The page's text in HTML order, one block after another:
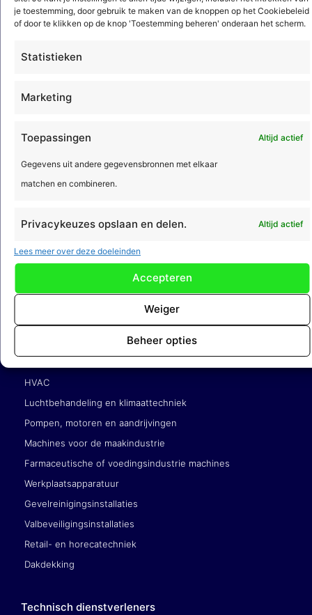
je toestemming, door gebruik te maken van de knoppen op het Cookiebeleid
of door te klikken op de knop 'Toestemming beheren' onderaan het scherm.
Statistieken
Marketing
Toepassingen Altijd actief
Gegevens uit andere gegevensbronnen met elkaar
matchen en combineren.
Privacykeuzes opslaan en delen. Altijd actief
Lees meer over deze doeleinden
Accepteren
Weiger
Beheer opties
Installatiebedrijven
Elektrotechniek en werktuigbouwkunde
Brandbeveiliging
Regeltechniek
HVAC
Koeltechniek
Energie en data infrastructuur
Verkeerstechniek
Laadpalen
Service en onderhoudsbedrijven
Gebouwgebonden techniek (liften, roltrappen)
HVAC
Luchtbehandeling en klimaattechniek
Pompen, motoren en aandrijvingen
Machines voor de maakindustrie
Farmaceutische of voedingsindustrie machines
Werkplaatsapparatuur
Gevelreinigingsinstallaties
Valbeveiligingsinstallaties
Retail- en horecatechniek
Dakdekking
Technisch dienstverleners